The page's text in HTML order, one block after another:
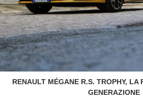
RENAULT MÉGANE R.S. TROPHY, LA
GENERAZIONE